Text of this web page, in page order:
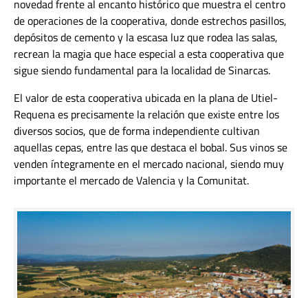
novedad frente al encanto histórico que muestra el centro
de operaciones de la cooperativa, donde estrechos pasillos,
depósitos de cemento y la escasa luz que rodea las salas,
recrean la magia que hace especial a esta cooperativa que
sigue siendo fundamental para la localidad de Sinarcas.
El valor de esta cooperativa ubicada en la plana de Utiel-
Requena es precisamente la relación que existe entre los
diversos socios, que de forma independiente cultivan
aquellas cepas, entre las que destaca el bobal. Sus vinos se
venden íntegramente en el mercado nacional, siendo muy
importante el mercado de Valencia y la Comunitat.